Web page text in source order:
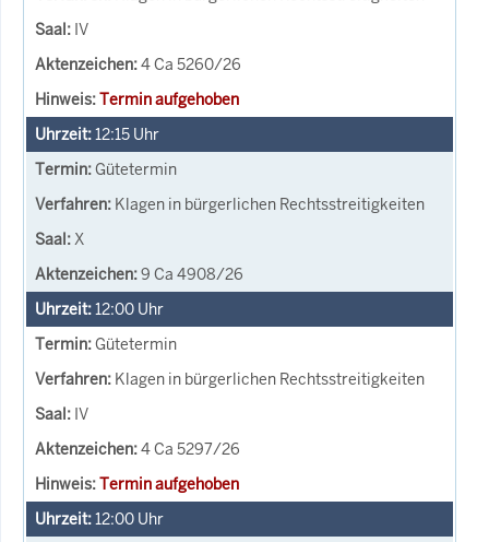
IV
4 Ca 5260/26
Termin aufgehoben
12:15 Uhr
Gütetermin
Klagen in bürgerlichen Rechtsstreitigkeiten
X
9 Ca 4908/26
12:00 Uhr
Gütetermin
Klagen in bürgerlichen Rechtsstreitigkeiten
IV
4 Ca 5297/26
Termin aufgehoben
12:00 Uhr